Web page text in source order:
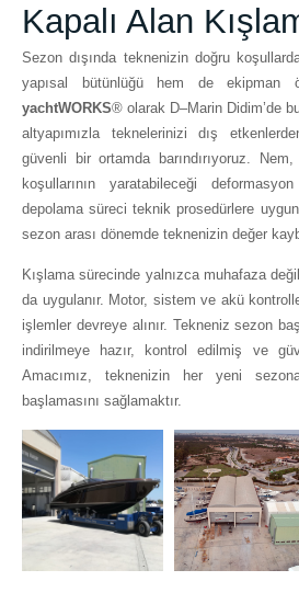
Kapalı Alan
Sezon dışında teknenizin doğru
yapısal bütünlüğü hem de ekipman
yachtWORKS® olarak D–Marin Didim’de
altyapımızla teknelerinizi dış
güvenli bir ortamda barındırıyoruz.
koşullarının yaratabileceği
depolama süreci teknik prosedürlere
sezon arası dönemde teknenizin değer
Kışlama sürecinde yalnızca muhafaza
da uygulanır. Motor, sistem ve akü
işlemler devreye alınır. Tekneniz sezon
indirilmeye hazır, kontrol edilmiş ve
Amacımız, teknenizin her yeni
başlamasını sağlamaktır.